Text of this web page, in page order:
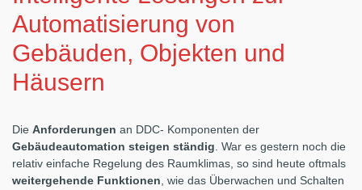
Automatisierung von
Gebäuden, Objekten und
Häusern
Die Anforderungen an DDC- Komponenten der
Gebäudeautomation steigen ständig . War es gestern noch die
relativ einfache Regelung des Raumklimas, so sind heute oftmals
weitergehende Funktionen , wie das Überwachen und Schalten